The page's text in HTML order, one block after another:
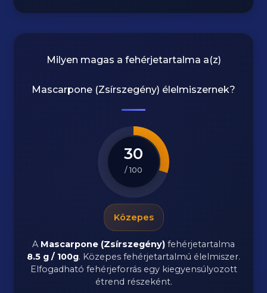
Milyen magas a fehérjetartalma a(z)
Mascarpone (Zsírszegény) élelmiszernek?
30
/ 100
Közepes
A Mascarpone (Zsírszegény) fehérjetartalma
8.5 g / 100g. Közepes fehérjetartalmú élelmiszer.
Elfogadható fehérjeforrás egy kiegyensúlyozott
étrend részeként.